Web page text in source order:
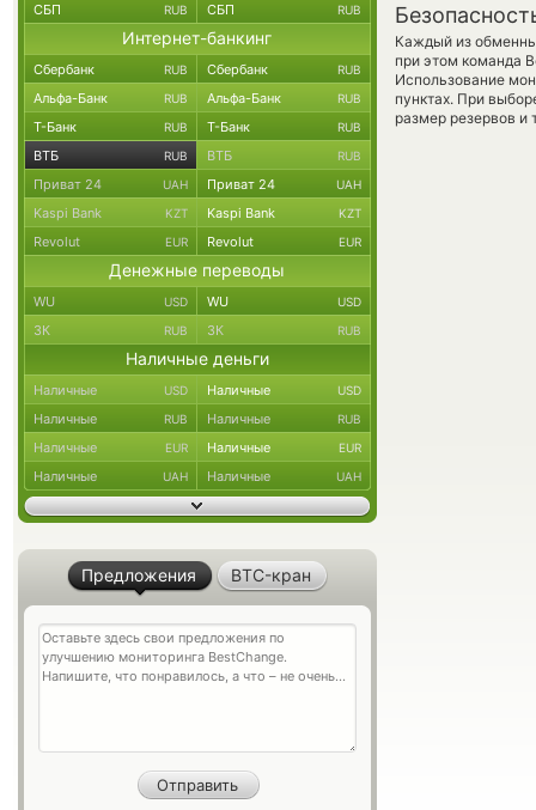
Каждый из
при этом команда
Использование
пунктах. При
размер резервов и
СБП RUB СБП RUB
Интернет-банкинг
Сбербанк RUB Сбербанк RUB
Альфа-Банк RUB Альфа-Банк RUB
Т-Банк RUB Т-Банк RUB
ВТБ RUB ВТБ RUB
Приват 24 UAH Приват 24 UAH
Kaspi Bank KZT Kaspi Bank KZT
Revolut EUR Revolut EUR
Денежные переводы
WU USD WU USD
ЗК RUB ЗК RUB
Наличные деньги
Наличные USD Наличные USD
Наличные RUB Наличные RUB
Наличные EUR Наличные EUR
Наличные UAH Наличные UAH
Предложения BTC-кран